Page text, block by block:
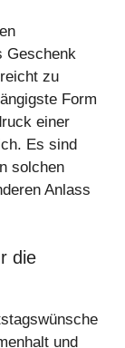
Geschenk
zu
Form
einer
Es sind
solchen
Anlass
die
und